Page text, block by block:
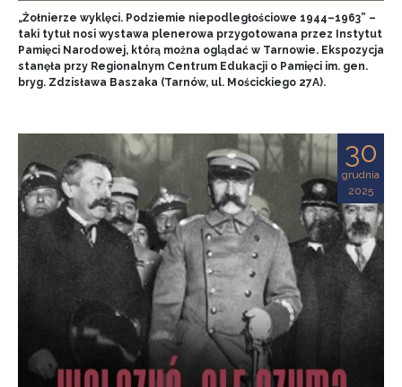
„Żołnierze wyklęci. Podziemie niepodległościowe 1944–1963” –
taki tytuł nosi wystawa plenerowa przygotowana przez Instytut
Pamięci Narodowej, którą można oglądać w Tarnowie. Ekspozycja
stanęła przy Regionalnym Centrum Edukacji o Pamięci im. gen.
bryg. Zdzisława Baszaka (Tarnów, ul. Mościckiego 27A).
30
grudnia
2025